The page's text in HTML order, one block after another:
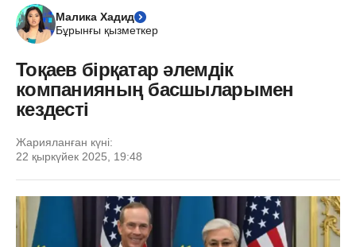
Малика Хадид
Бұрынғы қызметкер
Тоқаев бірқатар әлемдік
компанияның басшыларымен
кездесті
Жарияланған күні:
22 қыркүйек 2025, 19:48